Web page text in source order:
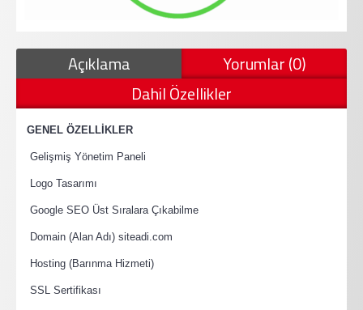
Açıklama
Yorumlar (0)
Dahil Özellikler
GENEL ÖZELLİKLER
Gelişmiş Yönetim Paneli
Logo Tasarımı
Google SEO Üst Sıralara Çıkabilme
Domain (Alan Adı) siteadi.com
Hosting (Barınma Hizmeti)
SSL Sertifikası